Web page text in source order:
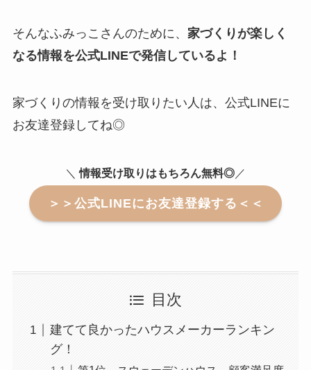
そんなふみっこさんのために、 家づくりが楽しく
なる情報を公式LINEで発信しているよ！
家づくりの情報を受け取りたい人は、公式LINEに
お友達登録してね◎
＼ 情報受け取りはもちろん無料◎ ／
＞＞公式LINEにお友達登録する＜＜
目次
建てて良かったハウスメーカーランキン
グ！